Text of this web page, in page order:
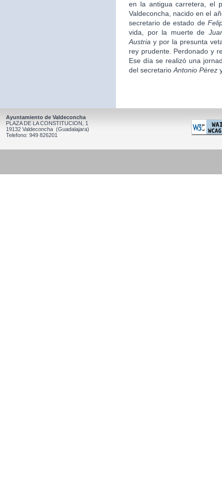
en la antigua carretera, el
Valdeconcha, nacido en el
secretario de estado de
vida, por la muerte de
Austria y por la presunta
rey prudente. Perdonado y
Ese día se realizó una
del secretario Antonio Pérez
Ayuntamiento de Valdeconcha
PLAZA DE LA CONSTITUCION, 1
19132 Valdeconcha (Guadalajara)
Telefono: 949 826201